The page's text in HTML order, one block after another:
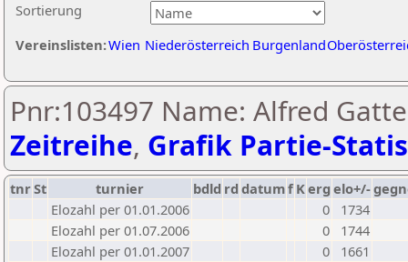
Sortierung
Vereinslisten:Wien Niederösterreich Burgenland
Pnr:103497 Name: Alfred
Zeitreihe, Grafik Partie-
tnrSt turnier bdld rd datumf Kerg elo+/-
Elozahl per 01.01.2006
0
1734
Elozahl per 01.07.2006
0
1744
Elozahl per 01.01.2007
0
1661